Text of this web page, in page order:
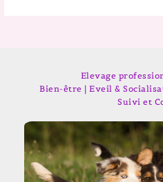
Elevage
Bien-être | Eveil &
Suivi et